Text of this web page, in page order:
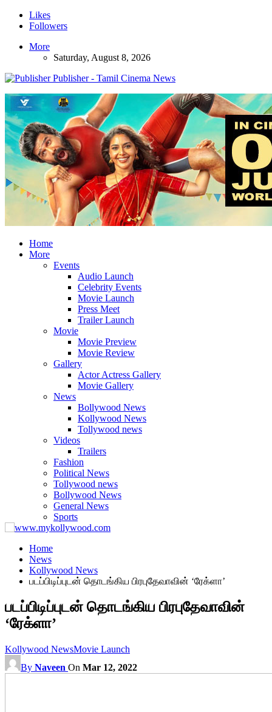
Likes
Followers
More
Saturday, August 8, 2026
Publisher - Tamil Cinema News
Home
More
Events
Audio Launch
Celebrity Events
Movie Launch
Press Meet
Trailer Launch
Movie
Movie Preview
Movie Review
Gallery
Actor Actress Gallery
Movie Gallery
News
Bollywood News
Kollywood News
Tollywood news
Videos
Trailers
Fashion
Political News
Tollywood news
Bollywood News
General News
Sports
Home
News
Kollywood News
படப்பிடிப்புடன் தொடங்கிய பிரபுதேவாவின் ‘ரேக்ளா’
படப்பிடிப்புடன் தொடங்கிய பிரபுதேவாவின்
‘ரேக்ளா’
Kollywood NewsMovie Launch
By Naveen On Mar 12, 2022